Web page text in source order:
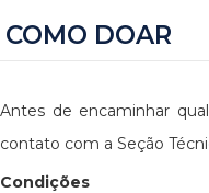
COMO DOAR
Antes de encaminhar
contato com a Seção
Condições